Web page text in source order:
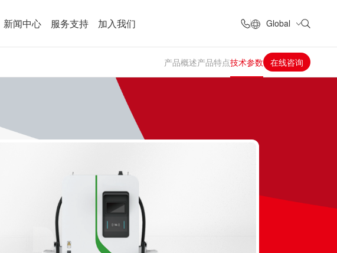
新闻中心 服务支持 加入我们 Global
产品概述产品特点技术参数 在线咨询